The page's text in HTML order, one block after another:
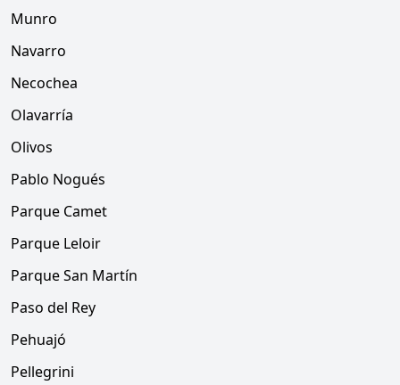
Munro
Navarro
Necochea
Olavarría
Olivos
Pablo Nogués
Parque Camet
Parque Leloir
Parque San Martín
Paso del Rey
Pehuajó
Pellegrini